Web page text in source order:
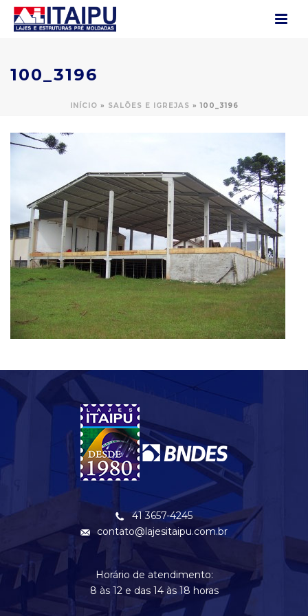
100_3196
INÍCIO » SALÕES E IGREJAS »100_3196
41 3657-4245
contato@lajesitaipu.com.br
Horário de atendimento:
8 às 12 e das 14 às 18 horas